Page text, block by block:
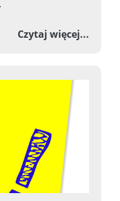
Czytaj więcej...o